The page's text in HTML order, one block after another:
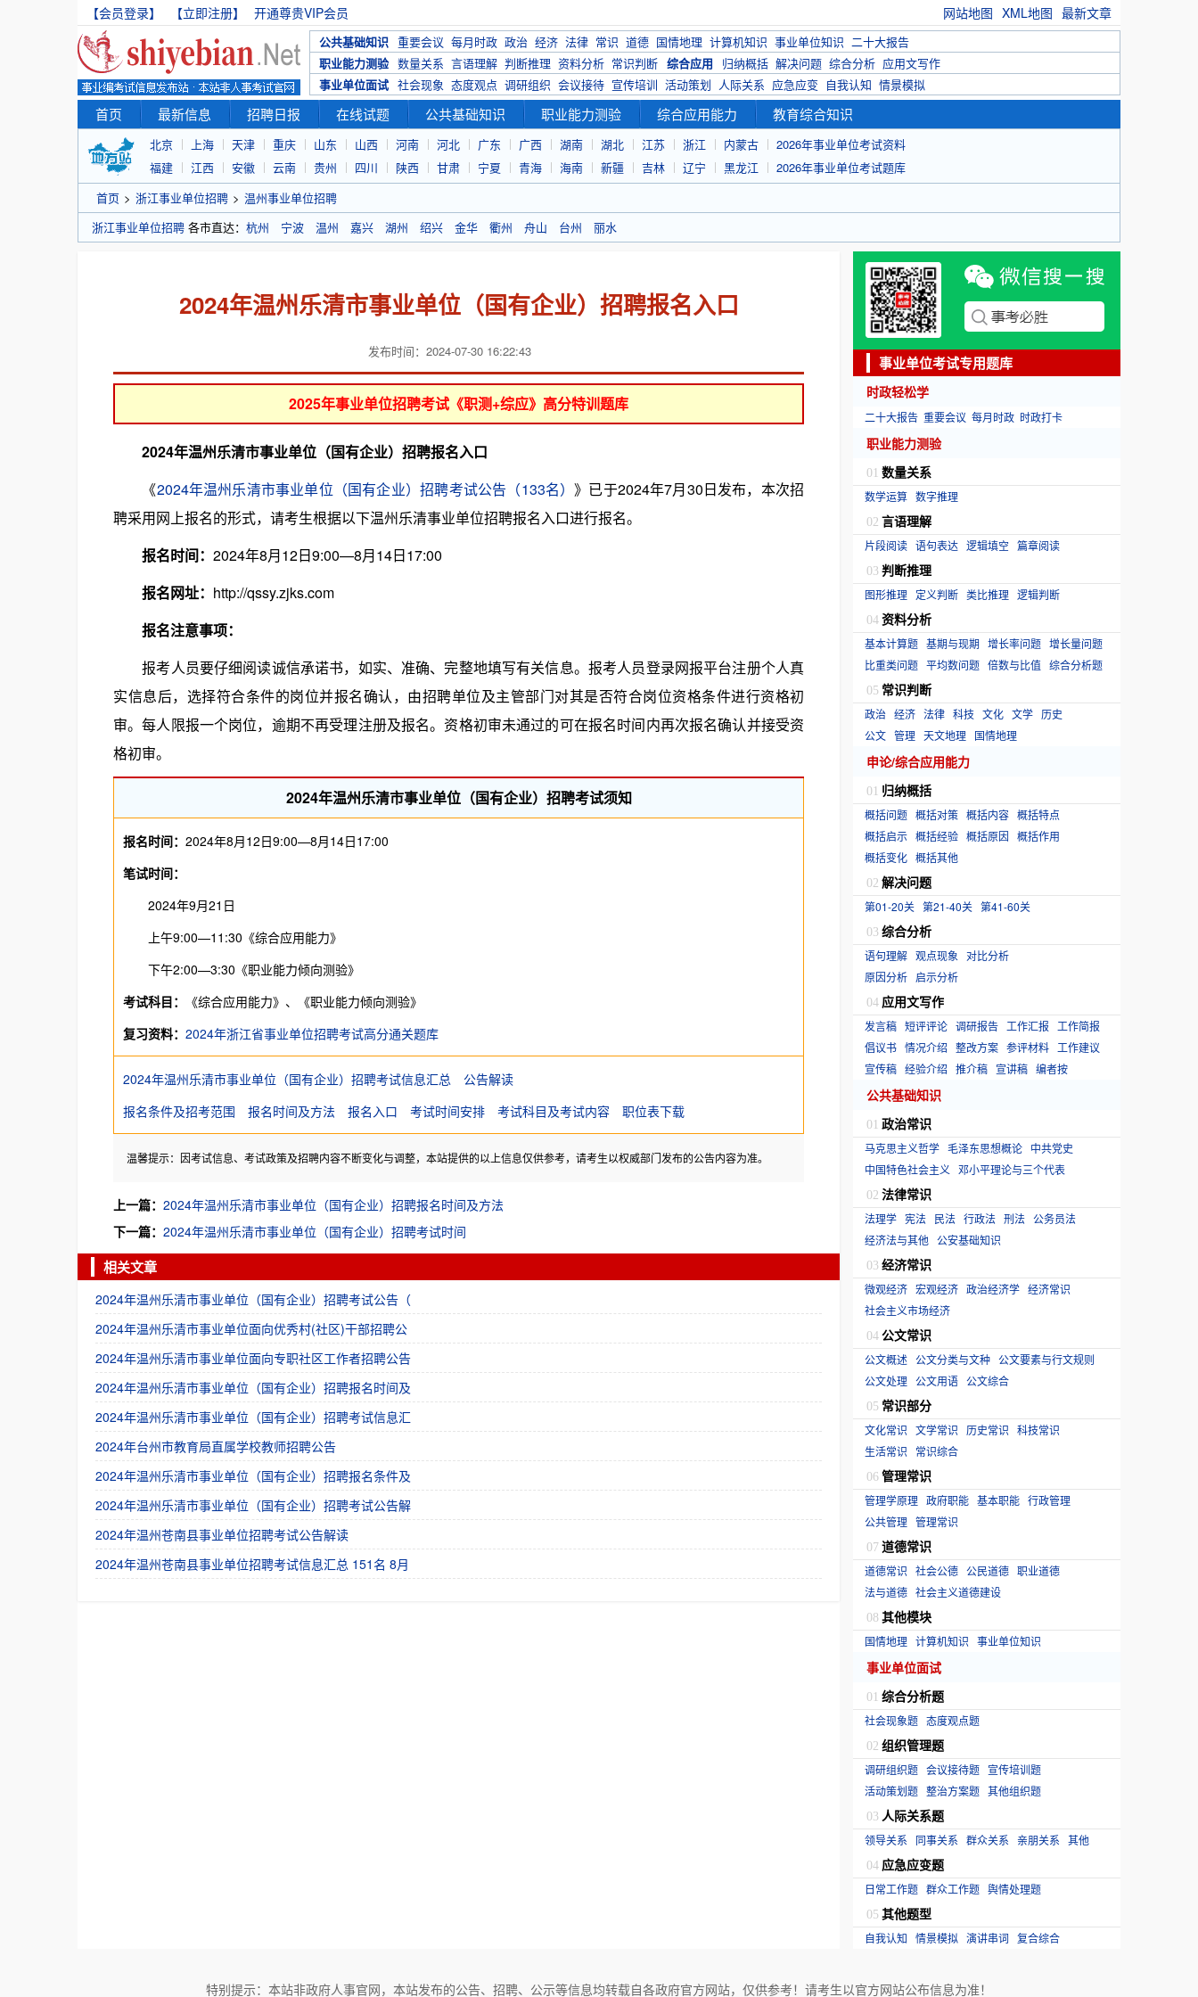
【会员登录】 【立即注册】 开通尊贵VIP会员 网站地图 XML地图 最新文章
公共基础知识 重要会议 每月时政 政治 经济 法律 常识 道德 国情地理 计算机知识 事业单位知识 二十大报告
职业能力测验 数量关系 言语理解 判断推理 资料分析 常识判断 综合应用 归纳概括 解决问题 综合分析 应用文写作
事业单位面试 社会现象 态度观点 调研组织 会议接待 宣传培训 活动策划 人际关系 应急应变 自我认知 情景模拟
首页 最新信息 招聘日报 在线试题 公共基础知识 职业能力测验 综合应用能力 教育综合知识
北京 上海 天津 重庆 山东 山西 河南 河北 广东 广西 湖南 湖北 江苏 浙江 内蒙古
2026年事业单位考试资料
福建
江西 安徽 云南 贵州 四川 陕西 甘肃 宁夏 青海 海南 新疆 吉林 辽宁 黑龙江
2026年事业单位考试题库
首页 > 浙江事业单位招聘 > 温州事业单位招聘
浙江事业单位招聘 各市直达： 杭州 宁波 温州 嘉兴 湖州 绍兴 金华 衢州 舟山 台州 丽水
2024年温州乐清市事业单位（国有企业）招聘报名入口
发布时间：2024-07-30 16:22:43
2025年事业单位招聘考试《职测+综应》高分特训题库
2024年温州乐清市事业单位（国有企业）招聘报名入口
《2024年温州乐清市事业单位（国有企业）招聘考试公告（133名）》已于2024年7月30日发布，本次招
聘采用网上报名的形式，请考生根据以下温州乐清事业单位招聘报名入口进行报名。
报名时间： 2024年8月12日9:00—8月14日17:00
报名网址： http://qssy.zjks.com
报名注意事项：
报考人员要仔细阅读诚信承诺书，如实、准确、完整地填写有关信息。报考人员登录网报平台注册个人真
实信息后，选择符合条件的岗位并报名确认，由招聘单位及主管部门对其是否符合岗位资格条件进行资格初
审。每人限报一个岗位，逾期不再受理注册及报名。资格初审未通过的可在报名时间内再次报名确认并接受资
格初审。
2024年温州乐清市事业单位（国有企业）招聘考试须知
报名时间： 2024年8月12日9:00—8月14日17:00
笔试时间：
2024年9月21日
上午9:00—11:30《综合应用能力》
下午2:00—3:30《职业能力倾向测验》
考试科目：
《综合应用能力》、《职业能力倾向测验》
复习资料： 2024年浙江省事业单位招聘考试高分通关题库
2024年温州乐清市事业单位（国有企业）招聘考试信息汇总
公告解读
报名条件及招考范围
报名时间及方法 报名入口 考试时间安排 考试科目及考试内容 职位表下载
温馨提示：因考试信息、考试政策及招聘内容不断变化与调整，本站提供的以上信息仅供参考，请考生以权威部门发布的公告内容为准。
上一篇： 2024年温州乐清市事业单位（国有企业）招聘报名时间及方法
下一篇： 2024年温州乐清市事业单位（国有企业）招聘考试时间
相关文章
2024年温州乐清市事业单位（国有企业）招聘考试公告（
2024年温州乐清市事业单位面向优秀村(社区)干部招聘公
2024年温州乐清市事业单位面向专职社区工作者招聘公告
2024年温州乐清市事业单位（国有企业）招聘报名时间及
2024年温州乐清市事业单位（国有企业）招聘考试信息汇
2024年台州市教育局直属学校教师招聘公告
2024年温州乐清市事业单位（国有企业）招聘报名条件及
2024年温州乐清市事业单位（国有企业）招聘考试公告解
2024年温州苍南县事业单位招聘考试公告解读
2024年温州苍南县事业单位招聘考试信息汇总 151名 8月
事业单位考试专用题库
时政轻松学
二十大报告 重要会议 每月时政 时政打卡
职业能力测验
01 数量关系
数学运算 数字推理
02 言语理解
片段阅读 语句表达 逻辑填空 篇章阅读
03 判断推理
图形推理 定义判断 类比推理 逻辑判断
04 资料分析
基本计算题 基期与现期 增长率问题 增长量问题
比重类问题 平均数问题 倍数与比值 综合分析题
05 常识判断
政治 经济 法律 科技 文化 文学 历史
公文 管理 天文地理 国情地理
申论/综合应用能力
01 归纳概括
概括问题 概括对策 概括内容 概括特点
概括启示 概括经验 概括原因 概括作用
概括变化 概括其他
02 解决问题
第01-20关 第21-40关 第41-60关
03 综合分析
语句理解 观点现象 对比分析
原因分析 启示分析
04 应用文写作
发言稿 短评评论 调研报告 工作汇报
工作简报
倡议书 情况介绍 整改方案 参评材料 工作建议
宣传稿 经验介绍 推介稿 宣讲稿 编者按
公共基础知识
01 政治常识
马克思主义哲学 毛泽东思想概论 中共党史
中国特色社会主义 邓小平理论与三个代表
02 法律常识
法理学 宪法 民法 行政法 刑法 公务员法
经济法与其他 公安基础知识
03 经济常识
微观经济 宏观经济 政治经济学 经济常识
社会主义市场经济
04 公文常识
公文概述 公文分类与文种 公文要素与行文规则
公文处理 公文用语 公文综合
05 常识部分
文化常识 文学常识 历史常识 科技常识
生活常识
常识综合
06 管理常识
管理学原理 政府职能 基本职能 行政管理
公共管理 管理常识
07 道德常识
道德常识 社会公德 公民道德 职业道德
法与道德 社会主义道德建设
08 其他模块
国情地理 计算机知识 事业单位知识
事业单位面试
01 综合分析题
社会现象题 态度观点题
02 组织管理题
调研组织题 会议接待题 宣传培训题
活动策划题 整治方案题 其他组织题
03 人际关系题
领导关系 同事关系 群众关系 亲朋关系 其他
04 应急应变题
日常工作题 群众工作题 舆情处理题
05 其他题型
自我认知 情景模拟 演讲串词 复合综合
特别提示：本站非政府人事官网，本站发布的公告、招聘、公示等信息均转载自各政府官方网站，仅供参考！请考生以官方网站公布信息为准！